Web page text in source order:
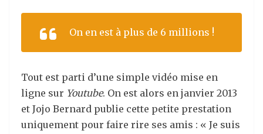
On en est à plus de 6 millions !
Tout est parti d’une simple vidéo mise en
ligne sur Youtube. On est alors en janvier 2013
et Jojo Bernard publie cette petite prestation
uniquement pour faire rire ses amis : « Je suis